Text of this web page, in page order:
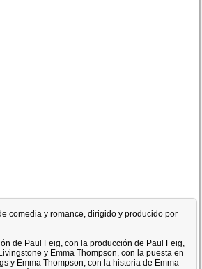
comedia y romance, dirigido y producido por
de Paul Feig, con la producción de Paul Feig,
y Emma Thompson, con la puesta en
y Emma Thompson, con la historia de Emma